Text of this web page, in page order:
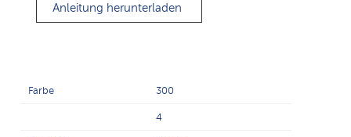
Anleitung herunterladen
Farbe 300
4